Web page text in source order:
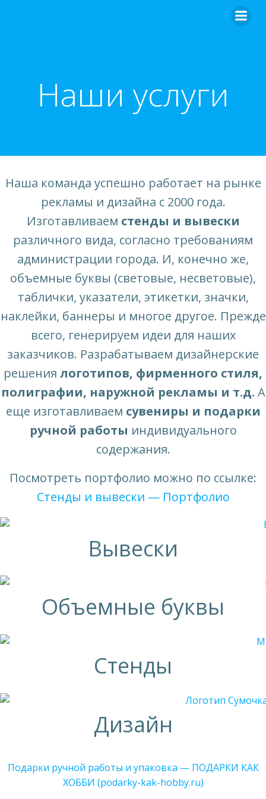
Наши услуги
Наша команда успешно работает на рынке
рекламы и дизайна с 2000 года.
Изготавливаем стенды и вывески
различного вида, согласно требованиям
администрации города. И, конечно же,
объемные буквы (световые, несветовые),
таблички, указатели, этикетки, значки,
наклейки, баннеры и многое другое. Прежде
всего, генерируем идеи для наших
заказчиков. Разрабатываем дизайнерские
решения логотипов, фирменного стиля,
полиграфии, наружной рекламы и т.д. А
еще изготавливаем сувениры и подарки
ручной работы индивидуального
содержания.
Посмотреть портфолио можно по ссылке:
Стенды и вывески — Портфолио
Вывески
Объемные буквы
Стенды
Дизайн
Подарки ручной работы и упаковка — ПОДАРКИ КАК
ХОББИ (podarky-kak-hobby.ru)